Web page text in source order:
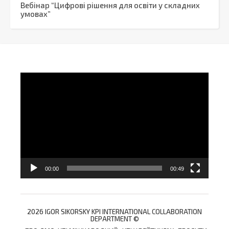
Вебінар “Цифрові рішення для освіти у складних
умовах”
00:00 00:49
2026 IGOR SIKORSKY KPI INTERNATIONAL COLLABORATION
DEPARTMENT ©